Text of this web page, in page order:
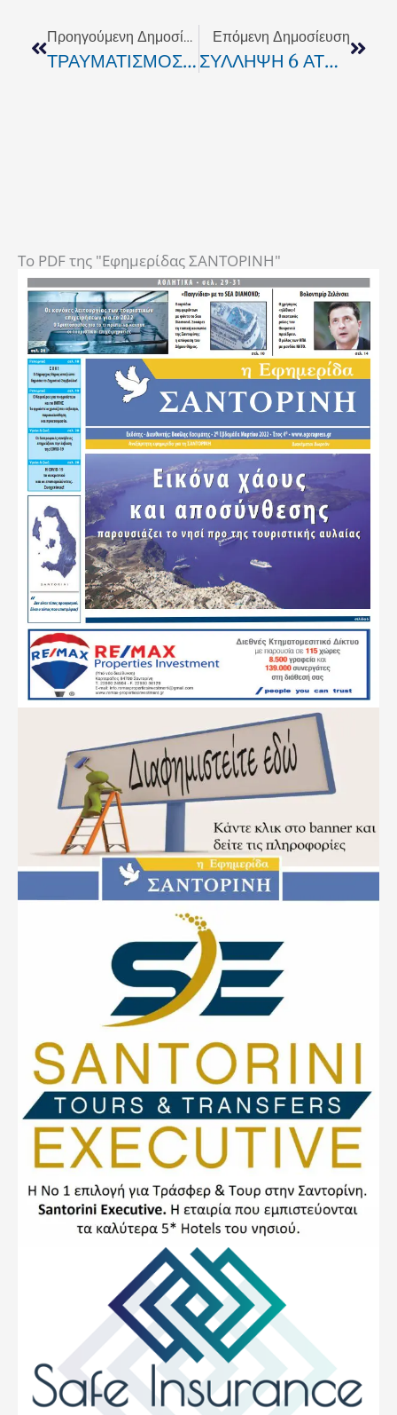
Προηγούμενη Δημοσίευση
ΤΡΑΥΜΑΤΙΣΜΟΣ 27ΧΡΟΝΗΣ ΜΕ ΣΚΟΠΟ ΤΗΝ ΚΛΟΠΗ
Επόμενη Δημοσίευση
ΣΥΛΛΗΨΗ 6 ΑΤΟΜΩΝ ΓΙΑ ΕΜΠΟΡΙΑ ΝΑΡΚΩΤΙΚΩΝ
To PDF της "Εφημερίδας ΣΑΝΤΟΡΙΝΗ"